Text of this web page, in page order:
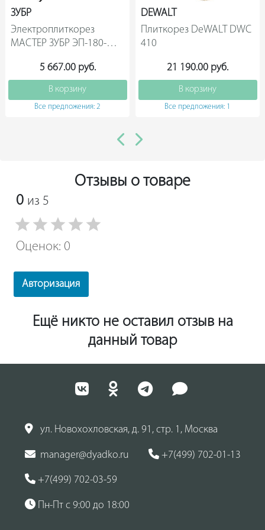
ЗУБР
Электроплиткорез
МАСТЕР ЗУБР ЭП-180-
5 667.00 руб.
В корзину
Все предложения: 2
DEWALT
Плиткорез DeWALT DWC
21 190.00 руб.
В корзину
Все предложения: 1
Отзывы о товаре
0 из 5
Оценок: 0
Авторизация
Ещё никто не оставил отзыв на
данный товар
ул. Новохохловская, д. 91, стр. 1, Москва
manager@dyadko.ru +7(499) 702-01-13
+7(499) 702-03-59
Пн-Пт с 9:00 до 18:00